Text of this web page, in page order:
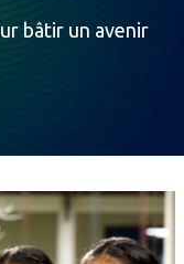
bâtir un avenir